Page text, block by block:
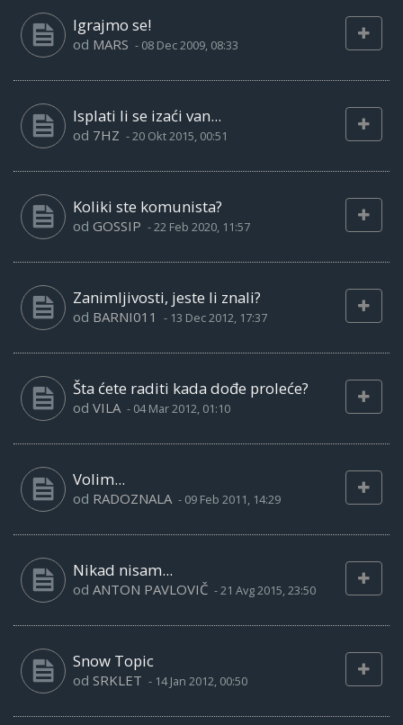
Igrajmo se!
od MARS - 08 Dec 2009, 08:33
Isplati li se izaći van...
od 7HZ -20 Okt 2015, 00:51
Koliki ste komunista?
od GOSSIP -22 Feb 2020, 11:57
Zanimljivosti, jeste li znali?
od BARNI011 - 13 Dec 2012, 17:37
Šta ćete raditi kada dođe proleće?
od VILA - 04 Mar 2012, 01:10
Volim...
od RADOZNALA - 09 Feb 2011, 14:29
Nikad nisam...
od ANTON PAVLOVIČ -21 Avg 2015, 23:50
Snow Topic
od SRKLET - 14 Jan 2012, 00:50